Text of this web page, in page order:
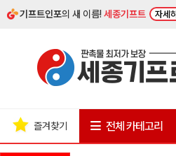
기프트인포의 새 이름!세종기프트 자세히
즐겨찾기 전체 카테고리